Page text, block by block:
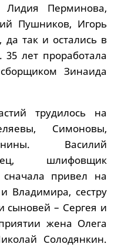
Перминова,
Пушников, Игорь
так и остались в
лет проработала
Зинаида
трудилось на
Симоновы,
Василий
шлифовщик
сначала привел на
Владимира, сестру
сыновей – Сергея и
жена Олега
Солодянкин.